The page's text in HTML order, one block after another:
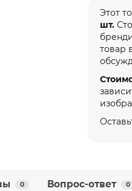
Этот
шт.
товар
0 Вопрос-ответ 0